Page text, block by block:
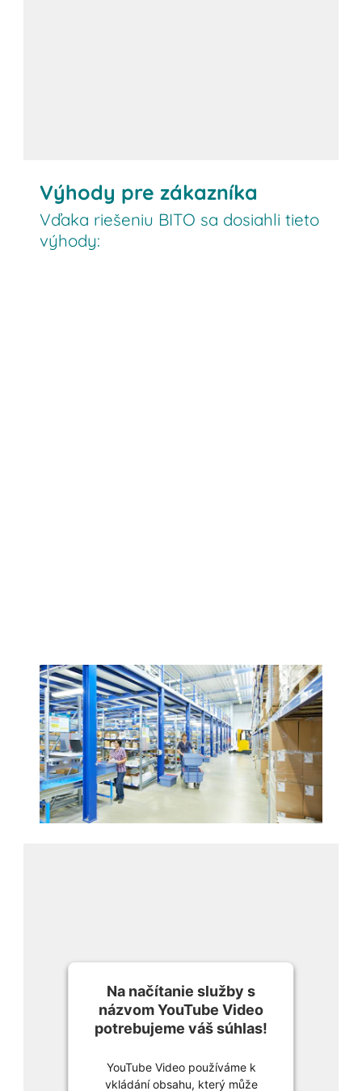
Výhody pre zákazníka
Vďaka riešeniu BITO sa dosiahli tieto
výhody:
Na načítanie služby s
názvom YouTube Video
potrebujeme váš súhlas!
YouTube Video používáme k
vkládání obsahu, který může